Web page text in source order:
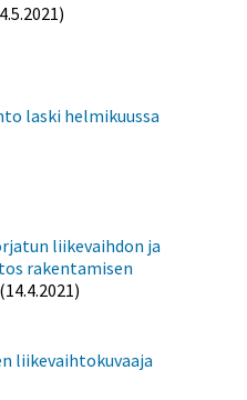
laski helmikuussa
liikevaihdon ja
rakentamisen
(14.4.2021)
liikevaihtokuvaaja